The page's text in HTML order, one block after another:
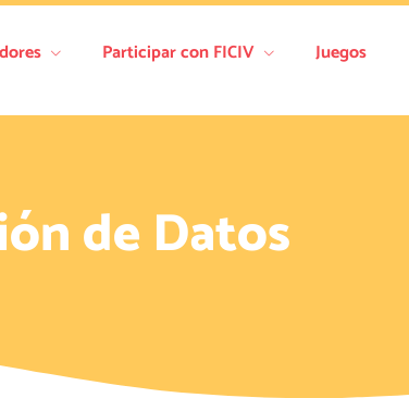
Participar con FICIV Juegos
de Datos